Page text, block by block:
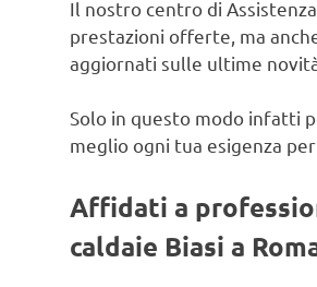
Il nostro centro di
prestazioni offerte, ma
aggiornati sulle ultime
Solo in questo modo infatti
meglio ogni tua esigenza
Affidati a
caldaie Biasi a